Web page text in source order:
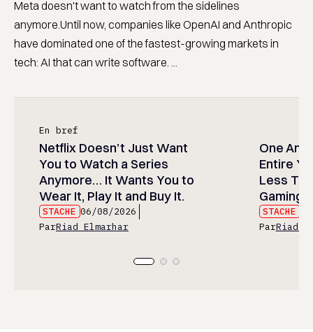
Meta doesn't want to watch from the sidelines
anymore.Until now, companies like OpenAI and Anthropic
have dominated one of the fastest-growing markets in
tech: AI that can write software. ...
En bref
Netflix Doesn’t Just Want
You to Watch a Series
Anymore… It Wants You to
Wear It, Play It and Buy It.
STACHE 06/08/2026
ParRiad Elmarhar
One
Entire
Less
Gaming
STACHE
ParRiad